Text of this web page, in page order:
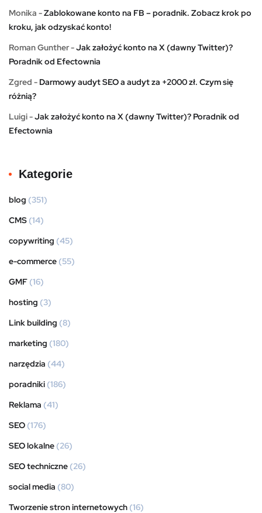
Monika -Zablokowane konto na FB – poradnik. Zobacz krok po
kroku, jak odzyskać konto!
Roman Gunther-Jak założyć konto na X (dawny Twitter)?
Poradnik od Efectownia
Zgred - Darmowy audyt SEO a audyt za +2000 zł. Czym się
różnią?
Luigi-Jak założyć konto na X (dawny Twitter)? Poradnik od
Efectownia
Kategorie
blog (351)
CMS (14)
copywriting (45)
e-commerce (55)
GMF (16)
hosting (3)
Link building (8)
marketing (180)
narzędzia (44)
poradniki (186)
Reklama (41)
SEO (176)
SEO lokalne (26)
SEO techniczne (26)
social media (80)
Tworzenie stron internetowych (16)